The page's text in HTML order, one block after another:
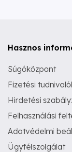
Hasznos
Súgóközpont
Fizetési
Hirdetési
Felhasználási
Adatvédelmi
Ügyfélszolgálat